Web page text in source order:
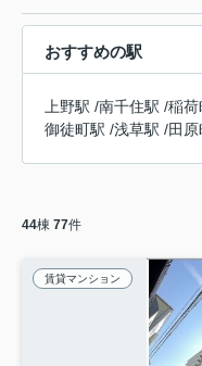
おすすめの駅
上野駅 /南千住駅 /稲荷
御徒町駅 /浅草駅 /田
44棟 77件
賃貸マンション